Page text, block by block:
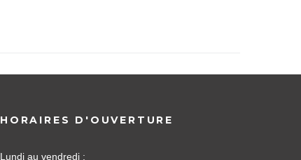
HORAIRES D'OUVERTURE
Lundi au vendredi :